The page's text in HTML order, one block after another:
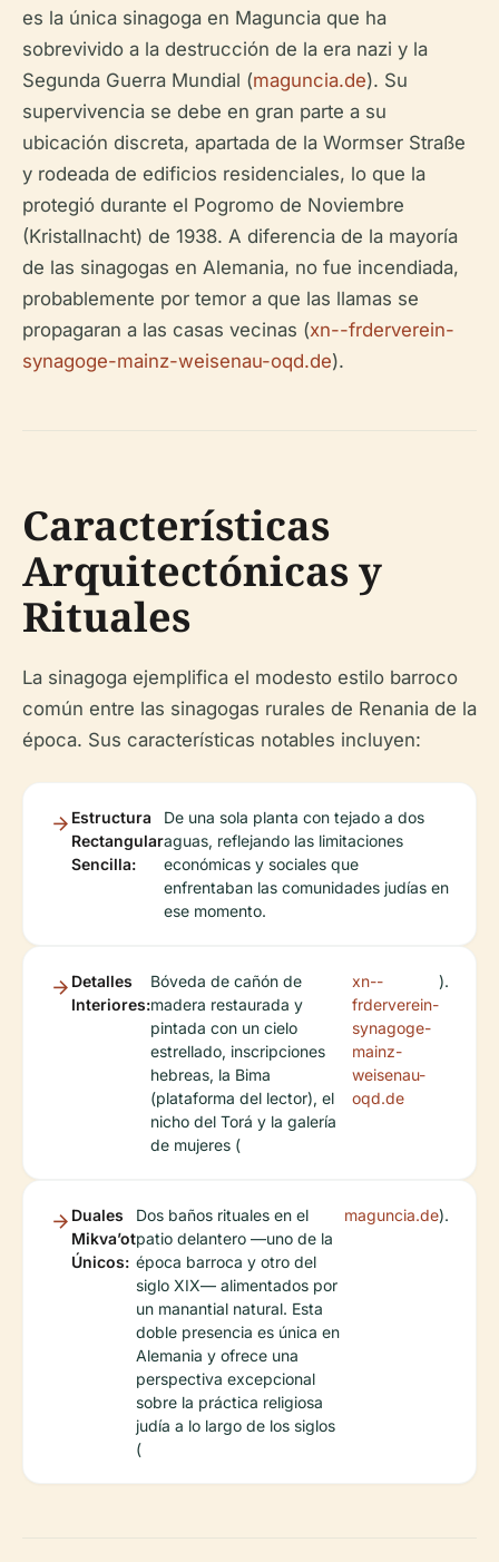
es la única sinagoga en Maguncia que ha
sobrevivido a la destrucción de la era nazi y la
Segunda Guerra Mundial (maguncia.de). Su
supervivencia se debe en gran parte a su
ubicación discreta, apartada de la Wormser Straße
y rodeada de edificios residenciales, lo que la
protegió durante el Pogromo de Noviembre
(Kristallnacht) de 1938. A diferencia de la mayoría
de las sinagogas en Alemania, no fue incendiada,
probablemente por temor a que las llamas se
propagaran a las casas vecinas (xn--frderverein-
synagoge-mainz-weisenau-oqd.de).
Características
Arquitectónicas y
Rituales
La sinagoga ejemplifica el modesto estilo barroco
común entre las sinagogas rurales de Renania de la
época. Sus características notables incluyen:
Estructura
Rectangular
Sencilla:
De una sola planta con tejado a dos
aguas, reflejando las limitaciones
económicas y sociales que
enfrentaban las comunidades judías en
ese momento.
Detalles
Interiores:
Bóveda de cañón de
madera restaurada y
pintada con un cielo
estrellado, inscripciones
hebreas, la Bima
(plataforma del lector), el
nicho del Torá y la galería
de mujeres (
xn--
frderverein-
synagoge-
mainz-
weisenau-
oqd.de
).
Duales
Mikva’ot
Únicos:
Dos baños rituales en el
patio delantero —uno de la
época barroca y otro del
siglo XIX— alimentados por
un manantial natural. Esta
doble presencia es única en
Alemania y ofrece una
perspectiva excepcional
sobre la práctica religiosa
judía a lo largo de los siglos
(
maguncia.de).